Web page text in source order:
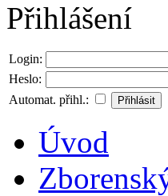
Přihlášení
Login:
Heslo:
Automat. přihl.:
Úvod